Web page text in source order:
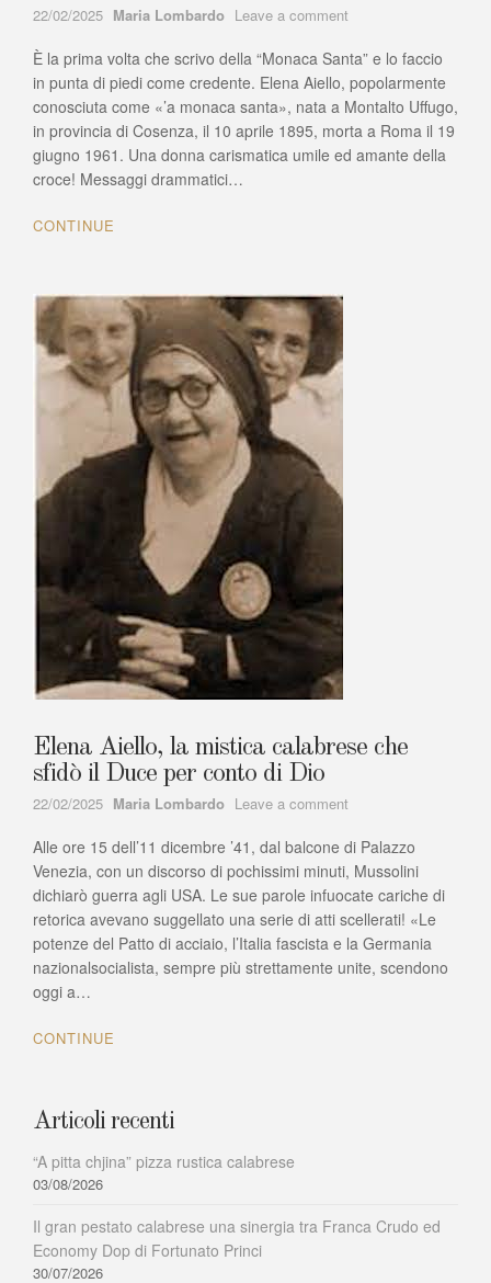
22/02/2025 Author
Maria Lombardo Leave a comment
“Monaca
Santa”
la
Calabrese
Suor
Elena
È la prima volta che scrivo della “Monaca Santa” e lo faccio
in punta di piedi come credente. Elena Aiello, popolarmente
conosciuta come «’a monaca santa», nata a Montalto Uffugo,
in provincia di Cosenza, il 10 aprile 1895, morta a Roma il 19
giugno 1961. Una donna carismatica umile ed amante della
croce! Messaggi drammatici…
CONTINUE
Elena Aiello, la mistica calabrese che
sfidò il Duce per conto di Dio
22/02/2025 Author
Maria Lombardo Leave a comment
Aiello,
la
mistica
calabrese
che
sfidò
il
Alle ore 15 dell’11 dicembre ’41, dal balcone di Palazzo
Venezia, con un discorso di pochissimi minuti, Mussolini
dichiarò guerra agli USA. Le sue parole infuocate cariche di
retorica avevano suggellato una serie di atti scellerati! «Le
potenze del Patto di acciaio, l’Italia fascista e la Germania
nazionalsocialista, sempre più strettamente unite, scendono
oggi a…
CONTINUE
Articoli recenti
“A pitta chjina” pizza rustica calabrese
03/08/2026
Il gran pestato calabrese una sinergia tra Franca Crudo ed
Economy Dop di Fortunato Princi
30/07/2026